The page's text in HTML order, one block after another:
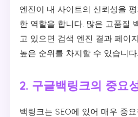
엔진이 내 사이트의 신뢰성을
한 역할을 합니다. 많은 고품질
고 있으면 검색 엔진 결과 페이
높은 순위를 차지할 수 있습니다.
2. 구글백링크의 중요
백링크는 SEO에 있어 매우 중